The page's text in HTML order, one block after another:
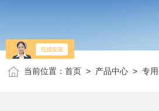
当前位置：首页 > 产品中心 >专